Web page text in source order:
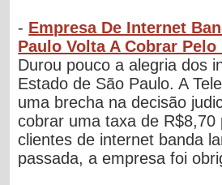
- Empresa De Internet
Paulo Volta A Cobrar
Durou pouco a alegria dos
Estado de São Paulo. A
uma brecha na decisão
cobrar uma taxa de R$8,70
clientes de internet banda
passada, a empresa foi